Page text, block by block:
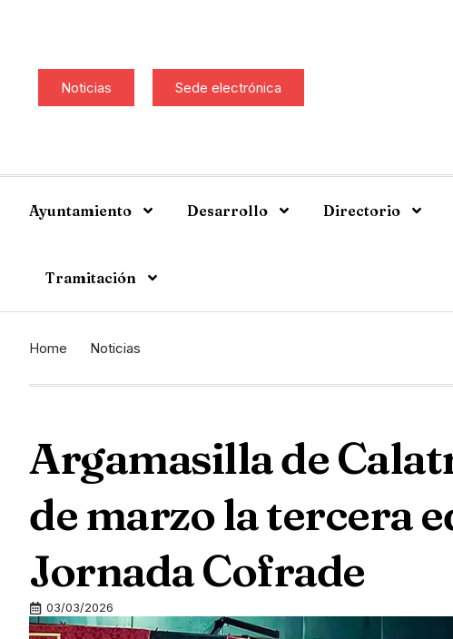
Noticias Sede electrónica
Ayuntamiento Desarrollo Directorio
Tramitación
Home Noticias
Argamasilla de
de marzo la tercera
Jornada Cofrade
03/03/2026